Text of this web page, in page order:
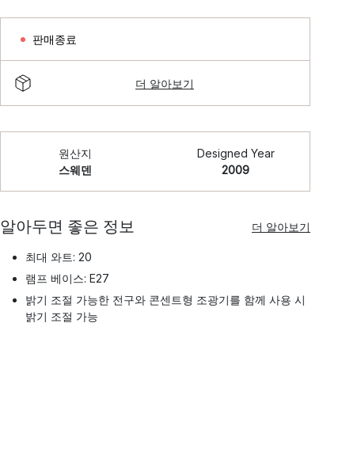
판매종료
더 알아보기
원산지
스웨덴
Designed Year
2009
알아두면 좋은 정보 더 알아보기
최대 와트: 20
램프 베이스: E27
밝기 조절 가능한 전구와 콘센트형 조광기를 함께 사용 시
밝기 조절 가능